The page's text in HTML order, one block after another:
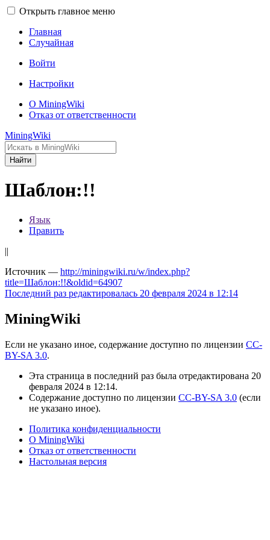
Открыть главное меню
Главная
Случайная
Войти
Настройки
О MiningWiki
Отказ от ответственности
MiningWiki
Найти
Шаблон:!!
Язык
Править
||
Источник — http://miningwiki.ru/w/index.php?
title=Шаблон:!!&oldid=64907
Последний раз редактировалась 20 февраля 2024 в 12:14
MiningWiki
Если не указано иное, содержание доступно по лицензии CC-
BY-SA 3.0.
Эта страница в последний раз была отредактирована 20
февраля 2024 в 12:14.
Содержание доступно по лицензии CC-BY-SA 3.0 (если
не указано иное).
Политика конфиденциальности
О MiningWiki
Отказ от ответственности
Настольная версия